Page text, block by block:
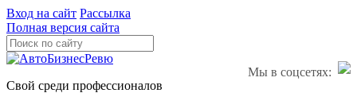
Вход на сайт Рассылка
Полная версия сайта
Мы в соцсетях:
Свой среди профессионалов